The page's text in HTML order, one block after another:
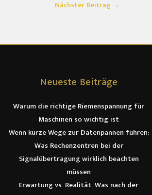
Nächster Beitrag →
Neueste Beiträge
Warum die richtige Riemenspannung für
Maschinen so wichtig ist
Wenn kurze Wege zur Datenpannen führen:
Was Rechenzentren bei der
Signalübertragung wirklich beachten
müssen
Erwartung vs. Realität: Was nach der